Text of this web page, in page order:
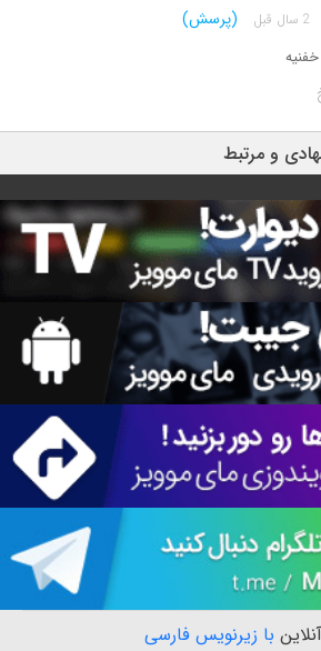
2 سال قبل (پرسش)
و مرتبط
با زیرنویس فارسی